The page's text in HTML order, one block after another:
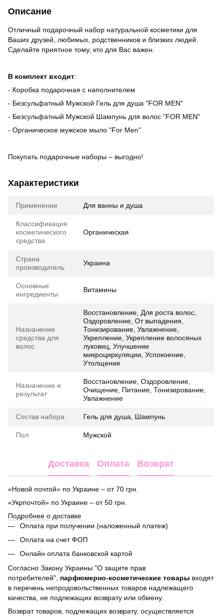
Описание
Отличный подарочный набор натуральной косметики для
Ваших друзей, любимых, родственников и близких людей.
Сделайте приятное тому, кто для Вас важен.
В комплект входит:
- Коробка подарочная с наполнителем
- Безсульфатный Мужской Гель для душа "FOR MEN"
- Безсульфатный Мужской Шампунь для волос "FOR MEN"
- Органическое мужское мыло "For Men"
Покупать подарочные наборы – выгодно!
Характеристики
Применение Для ванны и душа
Классификация
косметического
средства
Органическая
Страна
производитель
Украина
Основные
ингредиенты
Витамины
Назначение
средства для
волос
Восстановление, Для роста волос,
Оздоровление, От выпадения,
Тонизирование, Увлажнение,
Укрепление, Укрепление волосяных
луковиц, Улучшение
микроциркуляции, Успокоение,
Утолщение
Назначение и
результат
Восстановление, Оздоровление,
Очищение, Питание, Тонизирование,
Увлажнение
Состав набора Гель для душа, Шампунь
Пол Мужской
Доставка Оплата Возврат
«Новой почтой» по Украине – от 70 грн.
«Укрпочтой» по Украине – от 50 грн.
Подробнее о доставке
Оплата при получении (наложенный платеж)
Оплата на счет ФОП
Онлайн оплата банковской картой
Согласно Закону Украины "О защите прав
потребителей", парфюмерно-косметические товары входят
в перечень непродовольственных товаров надлежащего
качества, не подлежащих возврату или обмену.
Возврат товаров, подлежащих возврату, осуществляется